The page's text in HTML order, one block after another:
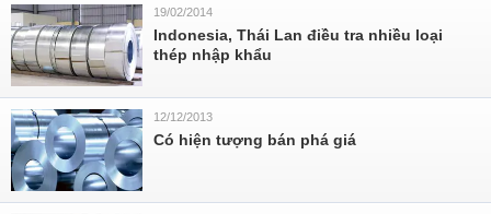
19/02/2014
Indonesia, Thái Lan điều tra nhiều loại
thép nhập khẩu
12/12/2013
Có hiện tượng bán phá giá